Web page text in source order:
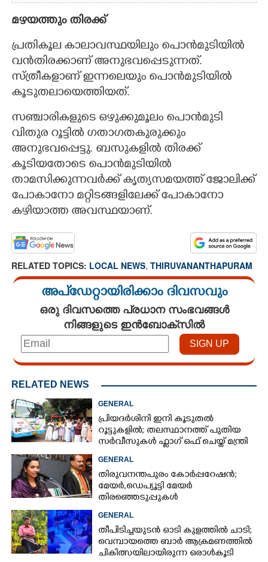
മഴയത്തും തിരക്ക്
പ്രതികൂല കാലാവസ്ഥയിലും പൊൻമുടിയിൽ
വൻതിരക്കാണ് അനുഭവപ്പെടുന്നത്.
സ്ത്രീകളാണ് ഇന്നലെയും പൊൻമുടിയിൽ
കൂടുതലായെത്തിയത്.
സഞ്ചാരികളുടെ ഒഴുക്കുമൂലം പൊൻമുടി
വിതുര റൂട്ടിൽ ഗതാഗതകുരുക്കും
അനുഭവപ്പെട്ടു. ബസുകളിൽ തിരക്ക്
കൂടിയതോടെ പൊൻമുടിയിൽ
താമസിക്കുന്നവർക്ക് കൃത്യസമയത്ത് ജോലിക്ക്
പോകാനോ മറ്റിടങ്ങളിലേക്ക് പോകാനോ
കഴിയാത്ത അവസ്ഥയാണ്.
RELATED TOPICS: LOCAL NEWS, THIRUVANANTHAPURAM
അപ്ഡേറ്റായിരിക്കാം ദിവസവും
ഒരു ദിവസത്തെ പ്രധാന സംഭവങ്ങൾ
നിങ്ങളുടെ ഇൻബോക്സിൽ
RELATED NEWS
GENERAL
പ്രിയദർശിനി ഇനി കൂടുതൽ
റൂട്ടുകളിൽ; തലസ്ഥാനത്ത് പുതിയ
സർവീസുകൾ ഫ്ലാഗ് ഒഫ് ചെയ്ത് മന്ത്രി
GENERAL
തിരുവനന്തപുരം കോർപ്പറേഷൻ;
മേയർ, ഡെപ്യൂട്ടി മേയർ
തിരഞ്ഞെടുപ്പുകൾ
GENERAL
തീപിടിച്ചയുടൻ ഓടി കുളത്തിൽ ചാടി;
വെമ്പായത്തെ ബാർ ആക്രമണത്തിൽ
ചികിത്സയിലായിരുന്ന ഒരാൾകൂടി